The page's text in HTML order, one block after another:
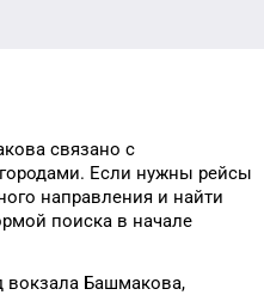
связано с
Если нужны рейсы
направления и найти
поиска в начале
вокзала Башмакова,